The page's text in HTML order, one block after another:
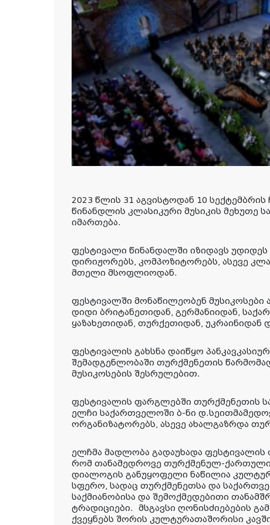
2023 წლის 31 აგვისტოდან 10
წინანდლის კლასიკური მუსიკის მეხუთე
იმართება.
ფესტივალი წინანდალში იზიდავს
დირიჟორებს, კომპოზიტორებს, ასევე
მთელი მსოფლიოდან.
ფესტივალში მონაწილეობენ მუსიკოსები
დიდი ბრიტანეთიდან, გერმანიიდან,
ყაზახეთიდან, თურქეთიდან, უკრაინიდან
ფესტივალის გახსნა დაიწყო
შემადგენლობაში თურქმენეთის
მუსიკოსების შესრულებით.
ფესტივალის ფარგლებში თურქმენეთის
ელჩი საქართველოში ბ-ნი
ორგანიზატორებს, ასევე ახალგაზრდა
ელჩმა მადლობა გადაუხადა ფესტივალის
რომ თანამედროვე თურქმენულ-
დიალოგის განუყოფელი ნაწილია
სფერო, სადაც თურქმენეთსა და
საქმიანობისა და შემოქმედებითი
ტრადიციები. მსგავსი ღონისძიებების
ქვეყნებს შორის კულტურათაშორისი